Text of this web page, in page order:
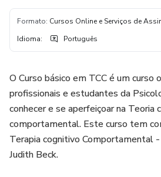
Formato: Cursos Online e Serviços de
Idioma: Português
O Curso básico em TCC é um curso
profissionais e estudantes da
conhecer e se aperfeiçoar na Teoria
comportamental. Este curso tem
Terapia cognitivo Comportamental
Judith Beck.